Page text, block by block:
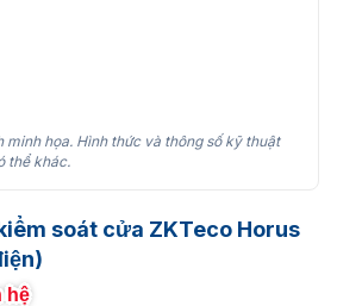
minh họa. Hình thức và thông số kỹ thuật
thể khác.
soát cửa ZKTeco Horus
hệ